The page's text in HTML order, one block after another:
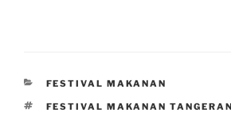
CATEGORIES
FESTIVAL MAKANAN
TAGS
FESTIVAL MAKANAN